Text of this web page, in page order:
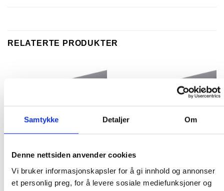
Samtykke Detaljer Om
Denne nettsiden anvender cookies
Vi bruker informasjonskapsler for å gi innhold og annonser
et personlig preg, for å levere sosiale mediefunksjoner og
RELATERTE PRODUKTER
63mm Rigid Pipe (1 metre)
435.00kr
METRIC SIZE PIPE WORK
50mm Rigid Pipe (1 metre)
335.00kr